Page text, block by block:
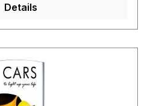
Details